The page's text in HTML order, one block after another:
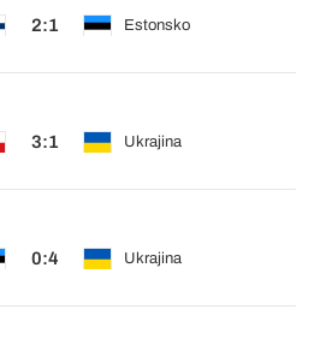
2:1 Estonsko
3:1 Ukrajina
0:4 Ukrajina